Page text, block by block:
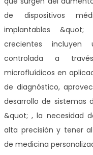
de dispositivos
implantables
crecientes incluyen
controlada a
microfluídicos en
de diagnóstico,
desarrollo de sistemas
&quot; , la necesidad
alta precisión y tener
de medicina